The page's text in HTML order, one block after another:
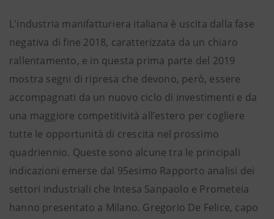
L'industria manifatturiera italiana è uscita dalla fase
negativa di fine 2018, caratterizzata da un chiaro
rallentamento, e in questa prima parte del 2019
mostra segni di ripresa che devono, però, essere
accompagnati da un nuovo ciclo di investimenti e da
una maggiore competitività all’estero per cogliere
tutte le opportunità di crescita nel prossimo
quadriennio. Queste sono alcune tra le principali
indicazioni emerse dal 95esimo Rapporto analisi dei
settori industriali che Intesa Sanpaolo e Prometeia
hanno presentato a Milano. Gregorio De Felice, capo